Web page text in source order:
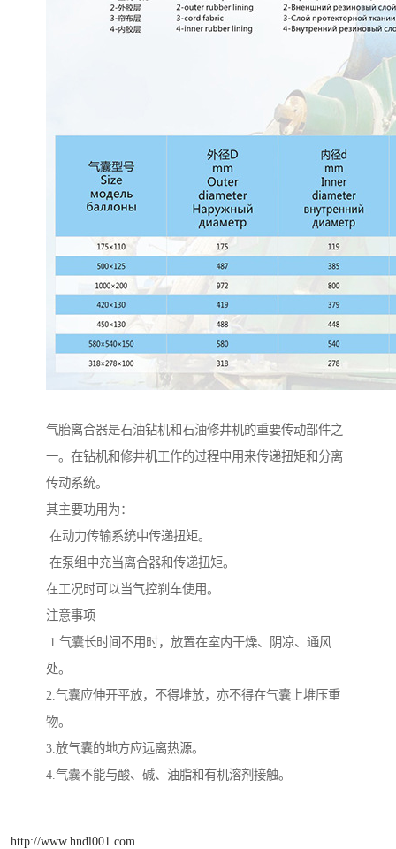
气胎离合器是石油钻机和石油修井机的重要传动部件之
一。在钻机和修井机工作的过程中用来传递扭矩和分离
传动系统。
其主要功用为：
在动力传输系统中传递扭矩。
在泵组中充当离合器和传递扭矩。
在工况时可以当气控刹车使用。
注意事项
1.气囊长时间不用时，放置在室内干燥、阴凉、通风
处。
2.气囊应伸开平放，不得堆放，亦不得在气囊上堆压重
物。
3.放气囊的地方应远离热源。
4.气囊不能与酸、碱、油脂和有机溶剂接触。
http://www.hndl001.com